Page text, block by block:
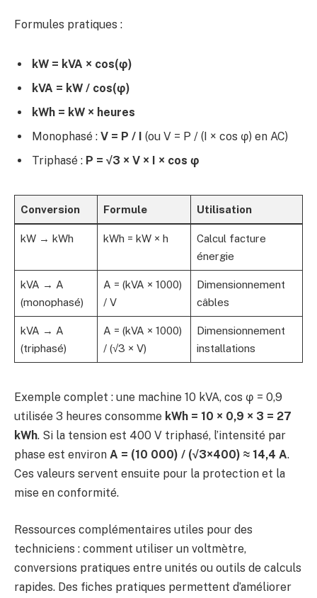
Formules pratiques :
kW = kVA × cos(φ)
kVA = kW / cos(φ)
kWh = kW × heures
Monophasé : V = P / I (ou V = P / (I × cos φ) en AC)
Triphasé : P = √3 × V × I × cos φ
Conversion Formule Utilisation
kW → kWh kWh = kW × h
Calcul facture
énergie
kVA → A
(monophasé)
A = (kVA × 1000)
/ V
Dimensionnement
câbles
kVA → A
(triphasé)
A = (kVA × 1000)
/ (√3 × V)
Dimensionnement
installations
Exemple complet : une machine 10 kVA, cos φ = 0,9
utilisée 3 heures consomme kWh = 10 × 0,9 × 3 = 27
kWh. Si la tension est 400 V triphasé, l’intensité par
phase est environ A = (10 000) / (√3×400) ≈ 14,4 A.
Ces valeurs servent ensuite pour la protection et la
mise en conformité.
Ressources complémentaires utiles pour des
techniciens : comment utiliser un voltmètre,
conversions pratiques entre unités ou outils de calculs
rapides. Des fiches pratiques permettent d’améliorer